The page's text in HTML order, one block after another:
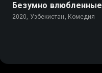
Безумно влюбленные
2020, Узбекистан, Комедия